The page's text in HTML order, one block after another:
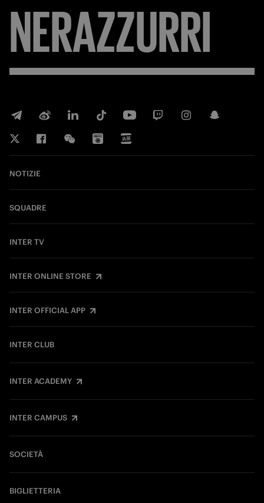
NERAZZURRI
NOTIZIE
SQUADRE
INTER TV
INTER ONLINE STORE
INTER OFFICIAL APP
INTER CLUB
INTER ACADEMY
INTER CAMPUS
SOCIETÀ
BIGLIETTERIA